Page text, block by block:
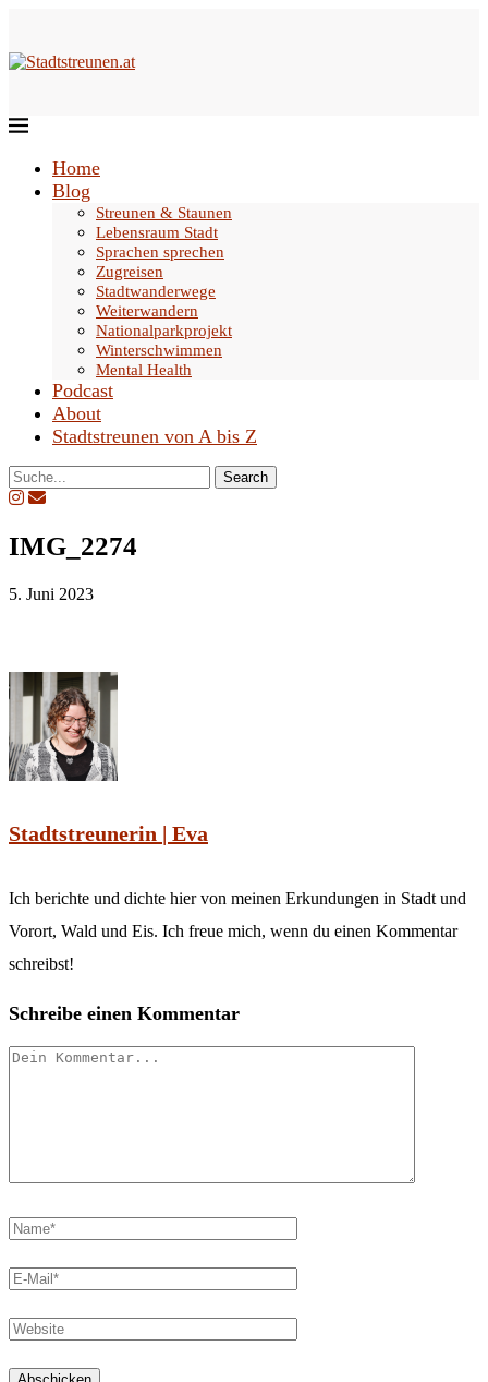
Home
Blog
Streunen & Staunen
Lebensraum Stadt
Sprachen sprechen
Zugreisen
Stadtwanderwege
Weiterwandern
Nationalparkprojekt
Winterschwimmen
Mental Health
Podcast
About
Stadtstreunen von A bis Z
Search
IMG_2274
5. Juni 2023
Stadtstreunerin | Eva
Ich berichte und dichte hier von meinen Erkundungen in Stadt und
Vorort, Wald und Eis. Ich freue mich, wenn du einen Kommentar
schreibst!
Schreibe einen Kommentar